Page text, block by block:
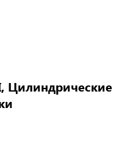
Цилиндрические